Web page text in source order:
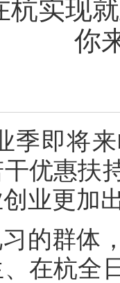
实现
你
季即将
优惠扶
业更加
的群体
在杭全